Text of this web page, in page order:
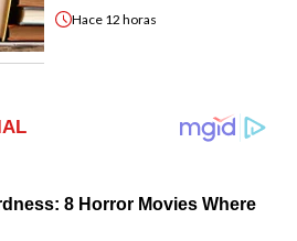
Hace 12 horas